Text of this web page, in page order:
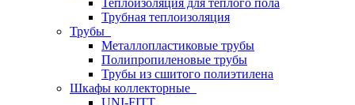
Теплоизоляция для теплого пола
Трубная теплоизоляция
Трубы
Металлопластиковые трубы
Полипропиленовые трубы
Трубы из сшитого полиэтилена
Шкафы коллекторные
UNI-FITT